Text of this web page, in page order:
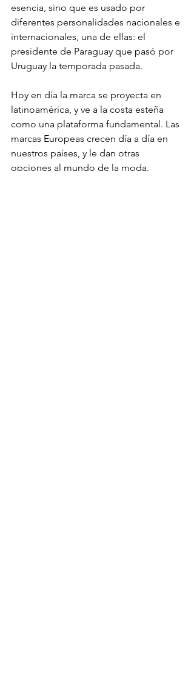
esencia, sino que es usado por
diferentes personalidades nacionales e
internacionales, una de ellas: el
presidente de Paraguay que pasó por
Uruguay la temporada pasada.
Hoy en día la marca se proyecta en
latinoamérica, y ve a la costa esteña
como una plataforma fundamental. Las
marcas Europeas crecen día a día en
nuestros países, y le dan otras
opciones al mundo de la moda.